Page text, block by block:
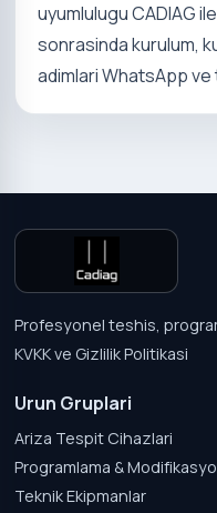
uyumlulugu CADIAG
sonrasinda kurulum,
adimlari WhatsApp
Profesyonel teshis,
KVKK ve Gizlilik Politikasi
Urun Gruplari
Ariza Tespit Cihazlari
Programlama &
Teknik Ekipmanlar